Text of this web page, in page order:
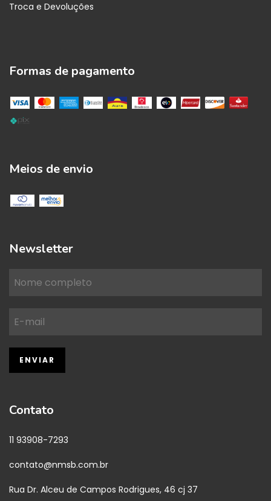
Troca e Devoluções
Formas de pagamento
Meios de envio
Newsletter
Contato
11 93908-7293
contato@nmsb.com.br
Rua Dr. Alceu de Campos Rodrigues, 46 cj 37